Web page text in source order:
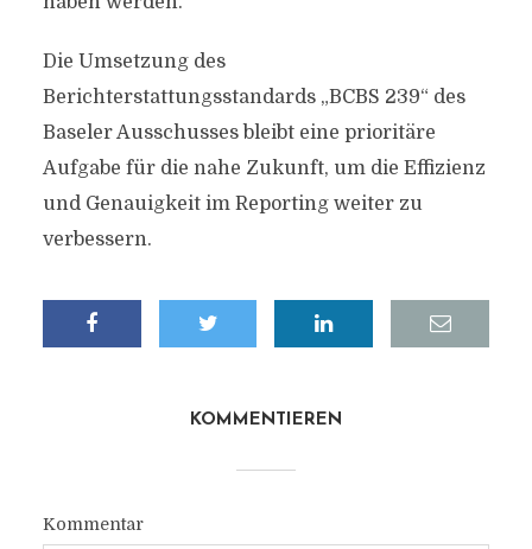
Die Umsetzung des
Berichterstattungsstandards „BCBS 239“ des
Baseler Ausschusses bleibt eine prioritäre
Aufgabe für die nahe Zukunft, um die Effizienz
und Genauigkeit im Reporting weiter zu
verbessern.
KOMMENTIEREN
Kommentar